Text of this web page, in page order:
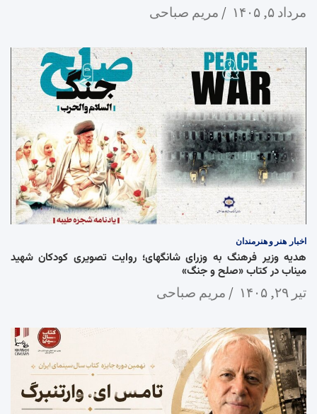
مرداد ۵, ۱۴۰۵ مریم صباحی
اخبار هنر و هنرمندان
هدیه وزیر فرهنگ به وزرای شانگهای؛ روایت تصویری کودکان شهید
میناب در کتاب «صلح و جنگ»
تیر ۲۹, ۱۴۰۵ مریم صباحی